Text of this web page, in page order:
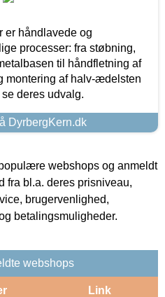
er håndlavede og
processer: fra støbning,
til håndfletning af
montering af halv-ædelsten
deres udvalg.
DyrbergKern.dk
webshops og anmeldt
fra bl.a. deres prisniveau,
brugervenlighed,
betalingsmuligheder.
webshops
Link